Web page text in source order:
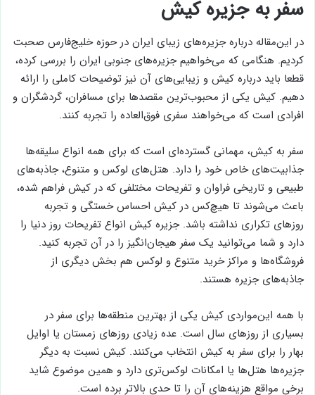
سفر به جزیره کیش
در این‌مقاله درباره جزیره‌های زیبای ایران در حوزه خلیج‌فارس صحبت
کردیم. هنگامی که می‌خواهیم جزیره‌های جنوبی ایران را بررسی کرده،
قطعا باید درباره کیش و زیبایی‌های آن نیز توضیحات کاملی را ارائه
دهیم. کیش یکی از محبوب‌ترین مقصد‌ها برای مسافران، گردشگران و
افرادی است که می‌خواهند سفری فوق‌العاده را تجربه کنند.
سفر به کیش، مهمانی گسترده‌ای است که برای همه انواع سلیقه‌ها
جذابیت‌های خاص خود را دارد. هتل‌های لوکس و متنوع، جاذبه‌های
طبیعی و تاریخی فراوان و تفریحات مختلفی که در کیش فراهم شده،
باعث می‌شوند تا هیچ‌کس در کیش احساس خستگی و تجربه
روز‌های تکراری نداشته باشد. جزیره کیش انواع تفریحات روز دنیا را
دارد و شما می‌توانید یک سفر هیجان‌‎انگیز را در آن تجربه کنید.
فروشگاه‌ها و مراکز خرید متنوع و لوکس هم بخش دیگری از
جاذبه‌های جزیره هستند.
با همه این‌مواردی کیش یکی از بهترین منطقه‌ها برای سفر در
بسیاری از روز‌های سال است. عده زیادی روز‌های زمستان یا اوایل
بهار را برای سفر به کیش انتخاب می‌کنند. کیش نسبت به دیگر
جزیره‌ها هتل‌ها یا امکانات لوکس‌تری دارد و همین موضوع شاید
برخی مواقع هزینه‌های آن را تا حدی بالاتر برده است.